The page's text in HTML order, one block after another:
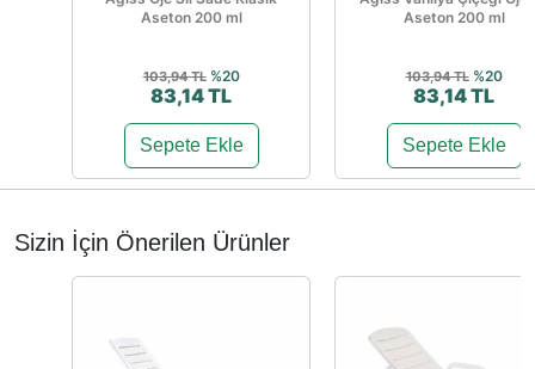
Aseton 200 ml
103,94 TL %20
83,14 TL
Sepete Ekle
Aseton 200 ml
103,94 TL %20
83,14 TL
Sepete Ekle
Sizin İçin Önerilen Ürünler